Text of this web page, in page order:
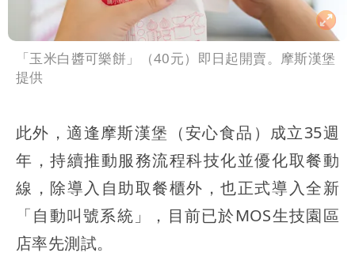
「玉米白醬可樂餅」（40元）即日起開賣。摩斯漢堡
提供
此外，適逢摩斯漢堡（安心食品）成立35週
年，持續推動服務流程科技化並優化取餐動
線，除導入自助取餐櫃外，也正式導入全新
「自動叫號系統」，目前已於MOS生技園區
店率先測試。